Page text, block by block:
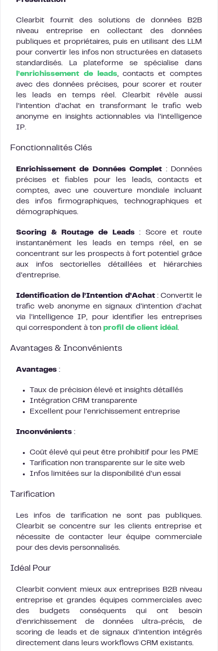
Clearbit fournit des solutions de données B2B
niveau entreprise en collectant des données
publiques et propriétaires, puis en utilisant des LLM
pour convertir les infos non structurées en datasets
standardisés. La plateforme se spécialise dans
l’enrichissement de leads, contacts et comptes
avec des données précises, pour scorer et router
les leads en temps réel. Clearbit révèle aussi
l’intention d’achat en transformant le trafic web
anonyme en insights actionnables via l’intelligence
IP.
Fonctionnalités Clés
Enrichissement de Données Complet : Données
précises et fiables pour les leads, contacts et
comptes, avec une couverture mondiale incluant
des infos firmographiques, technographiques et
démographiques.
Scoring & Routage de Leads: Score et route
instantanément les leads en temps réel, en se
concentrant sur les prospects à fort potentiel grâce
aux infos sectorielles détaillées et hiérarchies
d’entreprise.
Identification de l’Intention d’Achat: Convertit le
trafic web anonyme en signaux d’intention d’achat
via l’intelligence IP, pour identifier les entreprises
qui correspondent à ton profil de client idéal .
Avantages & Inconvénients
Avantages :
Taux de précision élevé et insights détaillés
Intégration CRM transparente
Excellent pour l’enrichissement entreprise
Inconvénients :
Coût élevé qui peut être prohibitif pour les PME
Tarification non transparente sur le site web
Infos limitées sur la disponibilité d’un essai
Tarification
Les infos de tarification ne sont pas publiques.
Clearbit se concentre sur les clients entreprise et
nécessite de contacter leur équipe commerciale
pour des devis personnalisés.
Idéal Pour
Clearbit convient mieux aux entreprises B2B niveau
entreprise et grandes équipes commerciales avec
des budgets conséquents qui ont besoin
d’enrichissement de données ultra-précis, de
scoring de leads et de signaux d’intention intégrés
directement dans leurs workflows CRM existants.